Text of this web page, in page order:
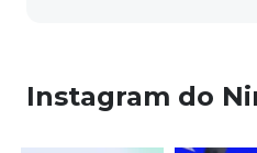
Instagram do